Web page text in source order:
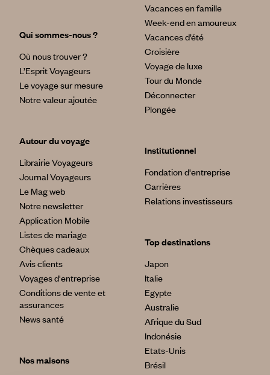
Qui sommes-nous ?
Où nous trouver ?
L’Esprit Voyageurs
Le voyage sur mesure
Notre valeur ajoutée
Autour du voyage
Librairie Voyageurs
Journal Voyageurs
Le Mag web
Notre newsletter
Application Mobile
Listes de mariage
Chèques cadeaux
Avis clients
Voyages d'entreprise
Conditions de vente et
assurances
News santé
Nos maisons
Vacances en famille
Week-end en amoureux
Vacances d’été
Croisière
Voyage de luxe
Tour du Monde
Déconnecter
Plongée
Institutionnel
Fondation d'entreprise
Carrières
Relations investisseurs
Top destinations
Japon
Italie
Egypte
Australie
Afrique du Sud
Indonésie
Etats-Unis
Brésil